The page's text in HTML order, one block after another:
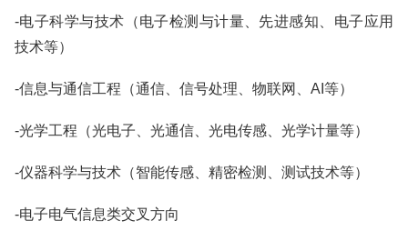
-电子科学与技术（电子检测与计量、先进感知、电子应用
技术等）
-信息与通信工程（通信、信号处理、物联网、AI等）
-光学工程（光电子、光通信、光电传感、光学计量等）
-仪器科学与技术（智能传感、精密检测、测试技术等）
-电子电气信息类交叉方向